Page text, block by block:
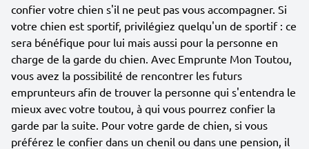
confier votre chien s'il ne peut pas vous accompagner. Si
votre chien est sportif, privilégiez quelqu'un de sportif : ce
sera bénéfique pour lui mais aussi pour la personne en
charge de la garde du chien. Avec Emprunte Mon Toutou,
vous avez la possibilité de rencontrer les futurs
emprunteurs afin de trouver la personne qui s'entendra le
mieux avec votre toutou, à qui vous pourrez confier la
garde par la suite. Pour votre garde de chien, si vous
préférez le confier dans un chenil ou dans une pension, il